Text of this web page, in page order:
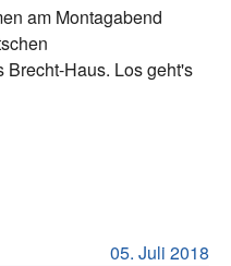
am Montagabend
Haus. Los geht's
05. Juli 2018